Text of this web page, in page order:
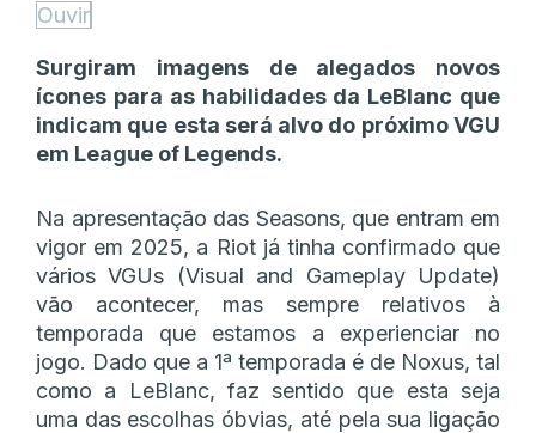
Ouvir
Surgiram imagens de alegados novos
ícones para as habilidades da LeBlanc que
indicam que esta será alvo do próximo VGU
em League of Legends.
Na apresentação das Seasons, que entram em
vigor em 2025, a Riot já tinha confirmado que
vários VGUs (Visual and Gameplay Update)
vão acontecer, mas sempre relativos à
temporada que estamos a experienciar no
jogo. Dado que a 1ª temporada é de Noxus, tal
como a LeBlanc, faz sentido que esta seja
uma das escolhas óbvias, até pela sua ligação